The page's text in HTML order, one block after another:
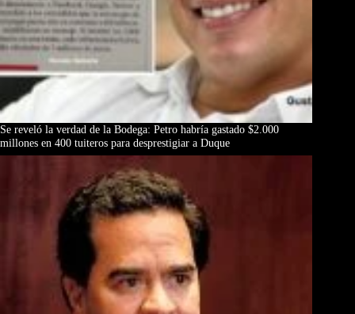
Se reveló la verdad de la Bodega: Petro habría gastado $2.000
millones en 400 tuiteros para desprestigiar a Duque